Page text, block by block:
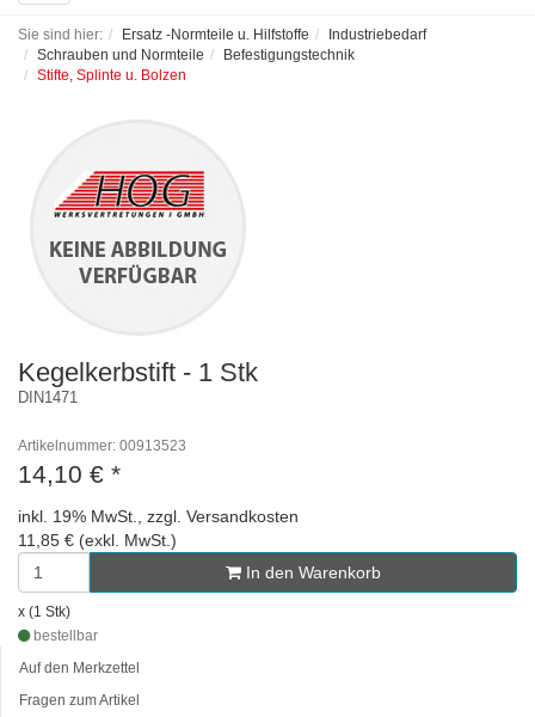
navigation
Sie sind hier: Ersatz -Normteile u. Hilfstoffe
Industriebedarf
Schrauben und Normteile
Befestigungstechnik
Stifte, Splinte u. Bolzen
Kegelkerbstift - 1 Stk
DIN1471
Artikelnummer: 00913523
14,10 € *
inkl. 19% MwSt., zzgl. Versandkosten
11,85 € (exkl. MwSt.)
In den Warenkorb
x (1 Stk)
bestellbar
Auf den Merkzettel
Fragen zum Artikel